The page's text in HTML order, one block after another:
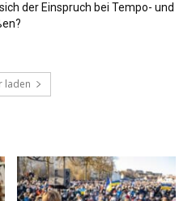
der Einspruch bei Tempo- und
laden